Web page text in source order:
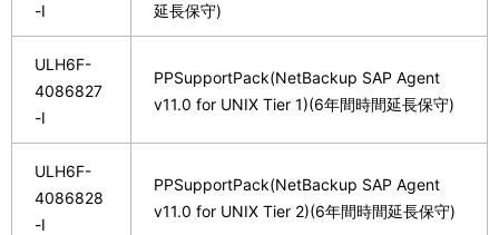
-I
延長保守)
ULH6F-
4086827
-I
PPSupportPack(NetBackup SAP Agent
v11.0 for UNIX Tier 1)(6年間時間延長保守)
ULH6F-
4086828
-I
PPSupportPack(NetBackup SAP Agent
v11.0 for UNIX Tier 2)(6年間時間延長保守)